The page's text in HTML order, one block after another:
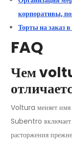
корпоративы,
Торты на заказ
FAQ
Чем
Voltura меняет имя
Subentro включает
расторжения